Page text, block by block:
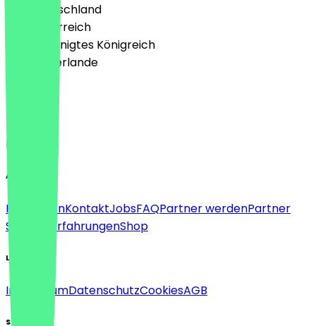
🇩🇪 Deutschland
🇦🇹 Österreich
🇬🇧 Vereinigtes Königreich
🇳🇱 Niederlande
English
About
Für FirmenKontaktJobsFAQPartner werdenPartner
Support
ErfahrungenShop
Legal
ImpressumDatenschutzCookiesAGB
Social